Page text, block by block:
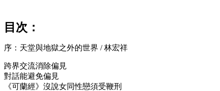
目次：
序：天堂與地獄之外的世界 / 林宏祥
跨界交流消除偏見
對話能避免偏見
《可蘭經》沒說女同性戀須受鞭刑